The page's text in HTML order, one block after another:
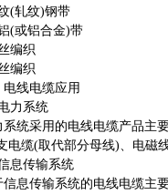
轧纹)钢带
或铝合金)带
织
织
线电缆应用
系统
采用的电线电缆产品主要
电缆(取代部分母线)、电磁
传输系统
传输系统的电线电缆主要